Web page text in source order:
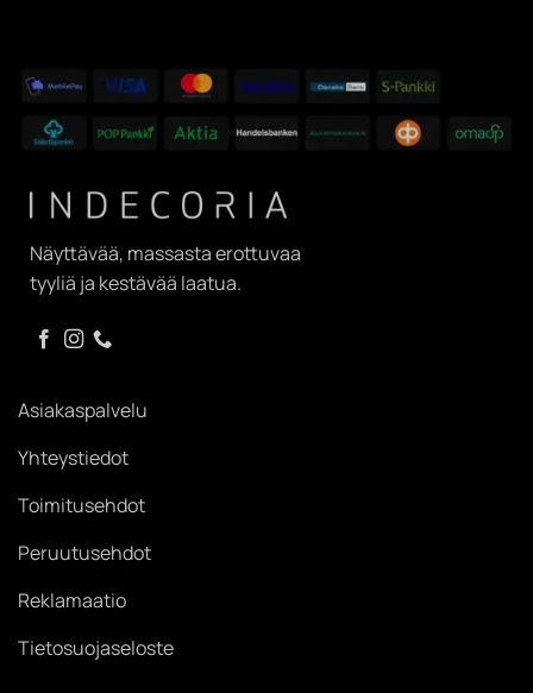
Näyttävää, massasta erottuvaa
tyyliä ja kestävää laatua.
Asiakaspalvelu
Yhteystiedot
Toimitusehdot
Peruutusehdot
Reklamaatio
Tietosuojaseloste